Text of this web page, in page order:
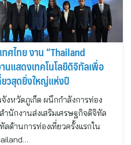
ศไทย งาน “Thailand
แสดงเทคโนโลยีดิจิทัลเพื่อ
วสุดยิ่งใหญ่แห่งปี
งหวัดภูเก็ต ผนึกกำลังการท่อง
ำนักงานส่งเสริมเศรษฐกิจดิจิทัล
ลด้านการท่องเที่ยวครั้งแรกใน